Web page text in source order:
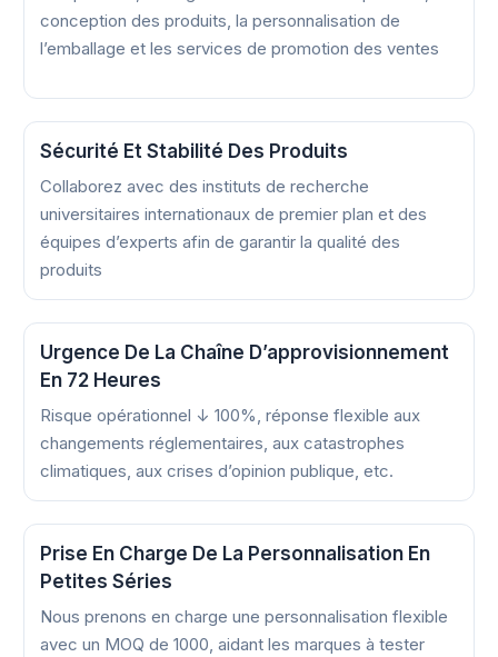
conception des produits, la personnalisation de
l’emballage et les services de promotion des ventes
Sécurité Et Stabilité Des Produits
Collaborez avec des instituts de recherche
universitaires internationaux de premier plan et des
équipes d’experts afin de garantir la qualité des
produits
Urgence De La Chaîne D’approvisionnement
En 72 Heures
Risque opérationnel ↓ 100%, réponse flexible aux
changements réglementaires, aux catastrophes
climatiques, aux crises d’opinion publique, etc.
Prise En Charge De La Personnalisation En
Petites Séries
Nous prenons en charge une personnalisation flexible
avec un MOQ de 1000, aidant les marques à tester